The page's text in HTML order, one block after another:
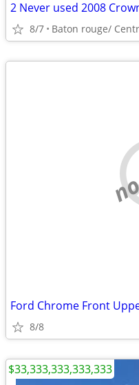
2 Never used 2008
8/7 Baton rouge/
8/8
$33,333,333,333,333